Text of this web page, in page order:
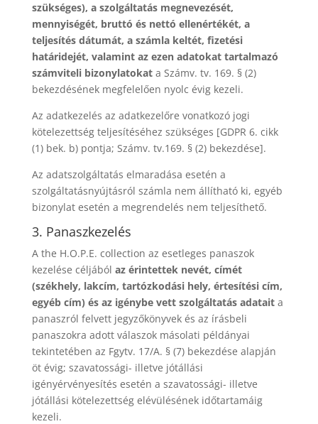
szükséges), a szolgáltatás megnevezését,
mennyiségét, bruttó és nettó ellenértékét, a
teljesítés dátumát, a számla keltét, fizetési
határidejét, valamint az ezen adatokat tartalmazó
számviteli bizonylatokata Számv. tv. 169. § (2)
bekezdésének megfelelően nyolc évig kezeli.
Az adatkezelés az adatkezelőre vonatkozó jogi
kötelezettség teljesítéséhez szükséges [GDPR 6. cikk
(1) bek. b) pontja; Számv. tv.169. § (2) bekezdése].
Az adatszolgáltatás elmaradása esetén a
szolgáltatásnyújtásról számla nem állítható ki, egyéb
bizonylat esetén a megrendelés nem teljesíthető.
3. Panaszkezelés
A the H.O.P.E. collection az esetleges panaszok
kezelése céljából az érintettek nevét, címét
(székhely, lakcím, tartózkodási hely, értesítési cím,
egyéb cím) és az igénybe vett szolgáltatás adataita
panaszról felvett jegyzőkönyvek és az írásbeli
panaszokra adott válaszok másolati példányai
tekintetében az Fgytv. 17/A. § (7) bekezdése alapján
öt évig; szavatossági- illetve jótállási
igényérvényesítés esetén a szavatossági- illetve
jótállási kötelezettség elévülésének időtartamáig
kezeli.